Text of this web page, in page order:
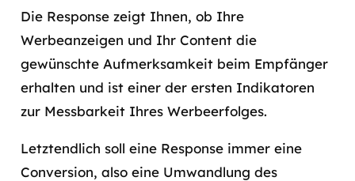
Die Response zeigt Ihnen, ob Ihre
Werbeanzeigen und Ihr Content die
gewünschte Aufmerksamkeit beim Empfänger
erhalten und ist einer der ersten Indikatoren
zur Messbarkeit Ihres Werbeerfolges.
Letztendlich soll eine Response immer eine
Conversion, also eine Umwandlung des